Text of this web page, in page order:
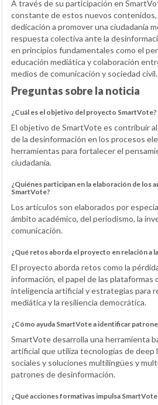
A través de su participación en
constante de estos nuevos contenidos,
dedicación a promover una ciudadanía
respuesta colectiva ante la
en principios fundamentales como el
educación mediática y colaboración
medios de comunicación y sociedad civil.
Preguntas sobre la noticia
¿Cuál es el objetivo del proyecto SmartVote?
El objetivo de SmartVote es contribuir
de la desinformación en los procesos
herramientas para fortalecer el
ciudadanía.
¿Quiénes participan en la elaboración de los
SmartVote?
Los artículos son elaborados por
ámbito académico, del periodismo, la
comunicación.
¿Qué retos aborda el proyecto en relación a
El proyecto aborda retos como la
información, el papel de las plataformas
inteligencia artificial y estrategias para
mediática y la resiliencia democrática.
¿Cómo ayuda SmartVote a identificar
SmartVote desarrolla una herramienta
artificial que utiliza tecnologías de deep
sociales y soluciones multilingües y
patrones de desinformación.
¿Qué acciones formativas impulsa